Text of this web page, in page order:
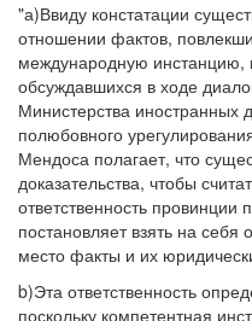
"а)Ввиду констатации
отношении фактов,
международную инстанцию,
обсуждавшихся в ходе
Министерства иностранных
полюбовного
Мендоса полагает, что
доказательства, чтобы
ответственность
постановляет взять на себя
место факты и их
b)Эта ответственность
поскольку компетентная